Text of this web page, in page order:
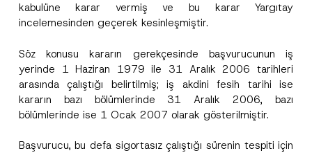
kabulüne karar vermiş ve bu karar Yargıtay
incelemesinden geçerek kesinleşmiştir.
Söz konusu kararın gerekçesinde başvurucunun iş
yerinde 1 Haziran 1979 ile 31 Aralık 2006 tarihleri
arasında çalıştığı belirtilmiş; iş akdini fesih tarihi ise
kararın bazı bölümlerinde 31 Aralık 2006, bazı
bölümlerinde ise 1 Ocak 2007 olarak gösterilmiştir.
Başvurucu, bu defa sigortasız çalıştığı sürenin tespiti için
r